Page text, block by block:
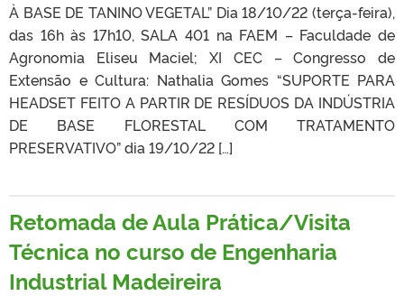
À BASE DE TANINO VEGETAL” Dia 18/10/22 (terça-feira),
das 16h às 17h10, SALA 401 na FAEM – Faculdade de
Agronomia Eliseu Maciel; XI CEC – Congresso de
Extensão e Cultura: Nathalia Gomes “SUPORTE PARA
HEADSET FEITO A PARTIR DE RESÍDUOS DA INDÚSTRIA
DE BASE FLORESTAL COM TRATAMENTO
PRESERVATIVO” dia 19/10/22 […]
Retomada de Aula Prática/Visita
Técnica no curso de Engenharia
Industrial Madeireira